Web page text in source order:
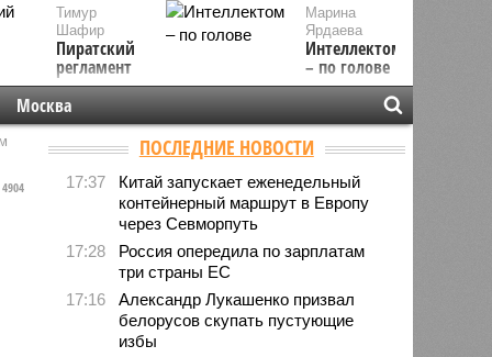
Марина
Ярдаева
Интеллектом
– по голове
Тимур
Шафир
Пиратский
регламент
Москва
4904
ПОСЛЕДНИЕ НОВОСТИ
17:37
Китай запускает еженедельный
контейнерный маршрут в Европу
через Севморпуть
17:28
Россия опередила по зарплатам
три страны ЕС
17:16
Александр Лукашенко призвал
белорусов скупать пустующие
избы